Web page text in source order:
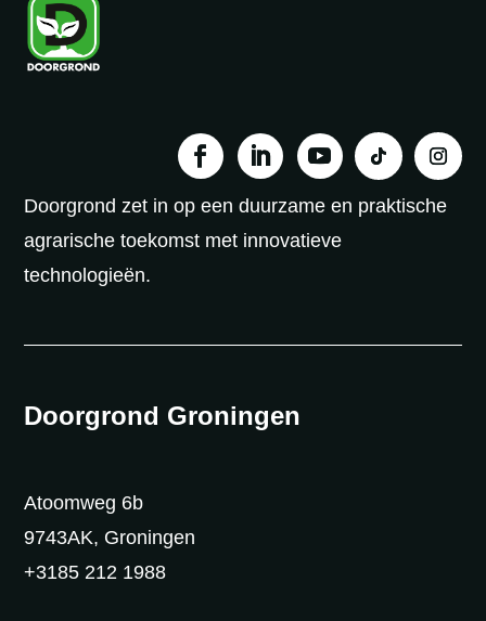
Doorgrond zet in op een duurzame en praktische
agrarische toekomst met innovatieve
technologieën.
Doorgrond Groningen
Atoomweg 6b
9743AK, Groningen
+3185 212 1988